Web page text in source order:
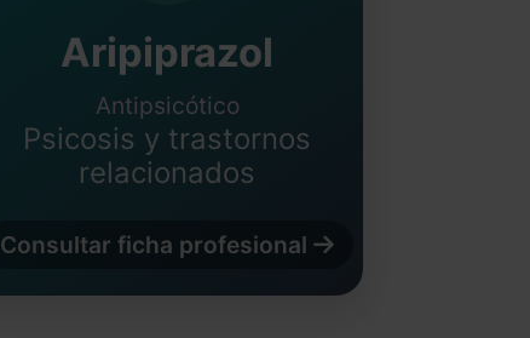
Aripiprazol
Antipsicótico
Psicosis y trastornos
relacionados
Consultar ficha profesional